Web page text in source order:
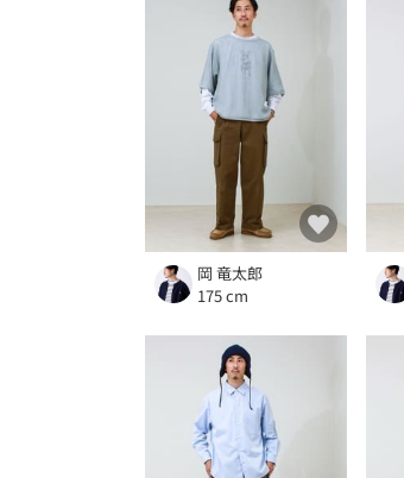
岡 竜太郎
175 cm